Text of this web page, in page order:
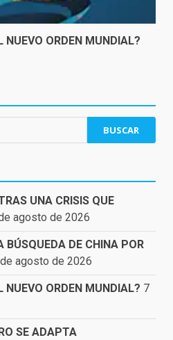
NUEVO ORDEN MUNDIAL?
UNA CRISIS QUE
agosto de 2026
BÚSQUEDA DE CHINA POR
agosto de 2026
NUEVO ORDEN MUNDIAL? 7
SE ADAPTA